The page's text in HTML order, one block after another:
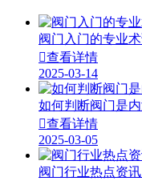
阀门入门的专业
查看详情
2025-03-14
如何判断阀门是
查看详情
2025-03-05
阀门行业热点资讯